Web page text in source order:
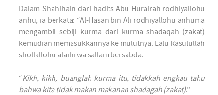
Dalam Shahihain dari hadits Abu Hurairah rodhiyallohu
anhu, ia berkata: “Al-Hasan bin Ali rodhiyallohu anhuma
mengambil sebiji kurma dari kurma shadaqah (zakat)
kemudian memasukkannya ke mulutnya. Lalu Rasulullah
shollallohu alaihi wa sallam bersabda:
“Kikh, kikh, buanglah kurma itu, tidakkah engkau tahu
bahwa kita tidak makan makanan shadagah (zakat).”